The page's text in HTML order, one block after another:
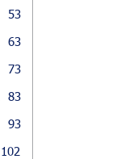
53
63
73
83
93
102